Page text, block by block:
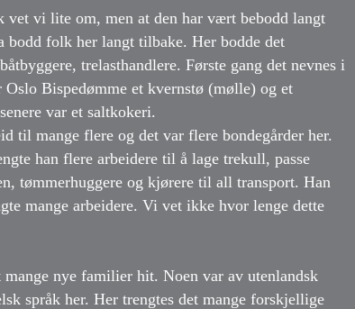
vet vi lite om, men at den har vært bebodd langt
bodd folk her langt tilbake. Her bodde det
trelasthandlere. Første gang det nevnes i
Bispedømme et kvernstø (mølle) og et
var et saltkokeri.
til mange flere og det var flere bondegårder her.
han flere arbeidere til å lage trekull, passe
tømmerhuggere og kjørere til all transport. Han
mange arbeidere. Vi vet ikke hvor lenge dette
nye familier hit. Noen var av utenlandsk
språk her. Her trengtes det mange forskjellige